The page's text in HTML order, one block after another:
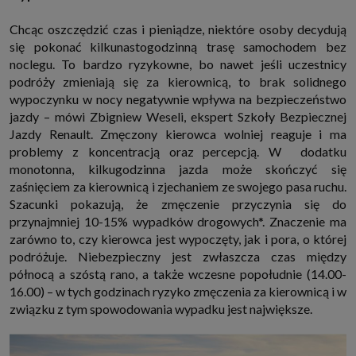
Jeżeli wyrazisz zgodę, o którą wyżej prosimy, administratorami Twoich
danych osobowych będą także nasi Zaufani Partnerzy. Listę Zaufanych
Partnerów możesz sprawdzić w każdym momencie na stronie naszej
polityki prywatnościi tam też zmodyfikować lub cofnąć swoje zgody.
Podstawa i cel przetwarzania
Twoje dane przetwarzamy w następujących celach:
1. Jeśli zawieramy z Tobą umowę o realizację danej usługi (np. usługi
zapewniającej Ci możliwość zapoznania się z jednym z naszych serwisów
w oparciu o treść regulaminu tego serwisu), to możemy przetwarzać
Twoje dane w zakresie niezbędnym do realizacji tej umowy.
2. Zapewnianie bezpieczeństwa usługi (np. sprawdzenie, czy do Twojego
konta nie loguje się nieuprawniona osoba), dokonanie pomiarów
statystycznych, ulepszanie naszych usług i dopasowanie ich do potrzeb i
wygody użytkowników (np. personalizowanie treści w usługach), jak
również prowadzenie marketingu i promocji własnych usług (np. jeśli
interesujesz się motoryzacją i oglądasz artykuły w biznesistyl.pl lub na
innych stronach internetowych, to możemy Ci wyświetlić reklamę
dotyczącą artykułu w serwisie biznesistyl.pl/automoto. Takie
przetwarzanie danych to realizacja naszych prawnie uzasadnionych
3. Za Twoją zgodą usługi marketingowe dostarczą Ci nasi Zaufani
Partnerzy oraz my dla podmiotów trzecich. Aby móc pokazać interesujące
Chcąc oszczędzić czas i pieniądze, niektóre osoby decydują
się pokonać kilkunastogodzinną trasę samochodem bez
noclegu. To bardzo ryzykowne, bo nawet jeśli uczestnicy
podróży zmieniają się za kierownicą, to brak solidnego
wypoczynku w nocy negatywnie wpływa na bezpieczeństwo
jazdy – mówi Zbigniew Weseli, ekspert Szkoły Bezpiecznej
Jazdy Renault. Zmęczony kierowca wolniej reaguje i ma
problemy z koncentracją oraz percepcją. W dodatku
monotonna, kilkugodzinna jazda może skończyć się
zaśnięciem za kierownicą i zjechaniem ze swojego pasa ruchu.
Szacunki pokazują, że zmęczenie przyczynia się do
przynajmniej 10-15% wypadków drogowych*. Znaczenie ma
zarówno to, czy kierowca jest wypoczęty, jak i pora, o której
podróżuje. Niebezpieczny jest zwłaszcza czas między
północą a szóstą rano, a także wczesne popołudnie (14.00-
16.00) – w tych godzinach ryzyko zmęczenia za kierownicą i w
związku z tym spowodowania wypadku jest największe.